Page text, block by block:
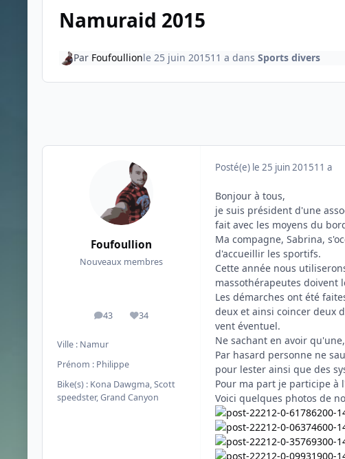
Namuraid 2015
Par Foufoullionle 25 juin 201511 a dans Sports divers
Foufoullion
Nouveaux membres
43
messages34
Réputation
Ville : Namur
Prénom : Philippe
Bike(s) : Kona Dawgma, Scott
speedster, Grand Canyon
Posté(e) le 25 juin 201511 a
Bonjour à tous,
je suis président d'une
fait avec les moyens du
Ma compagne, Sabrina,
d'accueillir les sportifs.
Cette année nous
massothérapeutes doivent
Les démarches ont été
deux et ainsi coincer deux
vent éventuel.
Ne sachant en avoir
Par hasard personne ne
pour lester ainsi que des
Pour ma part je participe à
Voici quelques photos de